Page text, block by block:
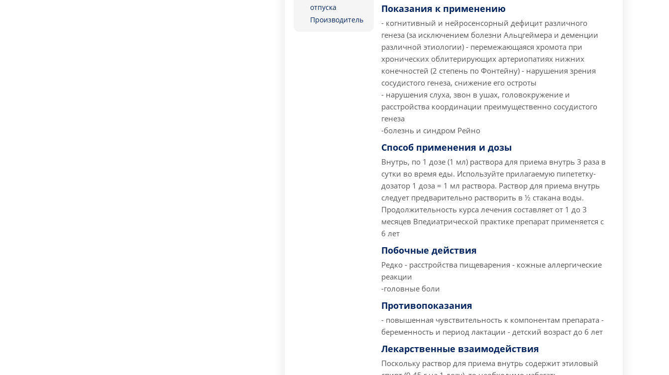
отпуска
Производитель
Показания к применению
- когнитивный и нейросенсорный дефицит различного
генеза (за исключением болезни Альцгеймера и деменции
различной этиологии)- перемежающаяся хромота при
хронических облитерирующих артериопатиях нижних
конечностей (2 степень по Фонтейну)- нарушения зрения
сосудистого генеза, снижение его остроты
- нарушения слуха, звон в ушах, головокружение и
расстройства координации преимущественно сосудистого
генеза
-болезнь и синдром Рейно
Способ применения и дозы
Внутрь, по 1 дозе (1 мл) раствора для приема внутрь 3 раза в
сутки во время еды. Используйте прилагаемую пипететку-
дозатор 1 доза = 1 мл раствора. Раствор для приема внутрь
следует предварительно растворить в ½ стакана воды.
Продолжительность курса лечения составляет от 1 до 3
месяцев Впедиатрической практике препарат применяется с
6 лет
Побочные действия
Редко- расстройства пищеварения - кожные аллергические
реакции
-головные боли
Противопоказания
- повышенная чувствительность к компонентам препарата -
беременность и период лактации - детский возраст до 6 лет
Лекарственные взаимодействия
Поскольку раствор для приема внутрь содержит этиловый